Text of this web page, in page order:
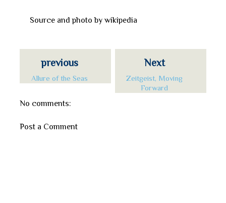
Source and photo by wikipedia
Next
Zeitgeist, Moving
Forward
previous
Allure of the Seas
No comments:
Post a Comment